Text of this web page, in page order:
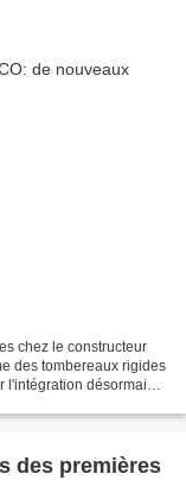
chez le constructeur
des tombereaux rigides
désormais à
des premières